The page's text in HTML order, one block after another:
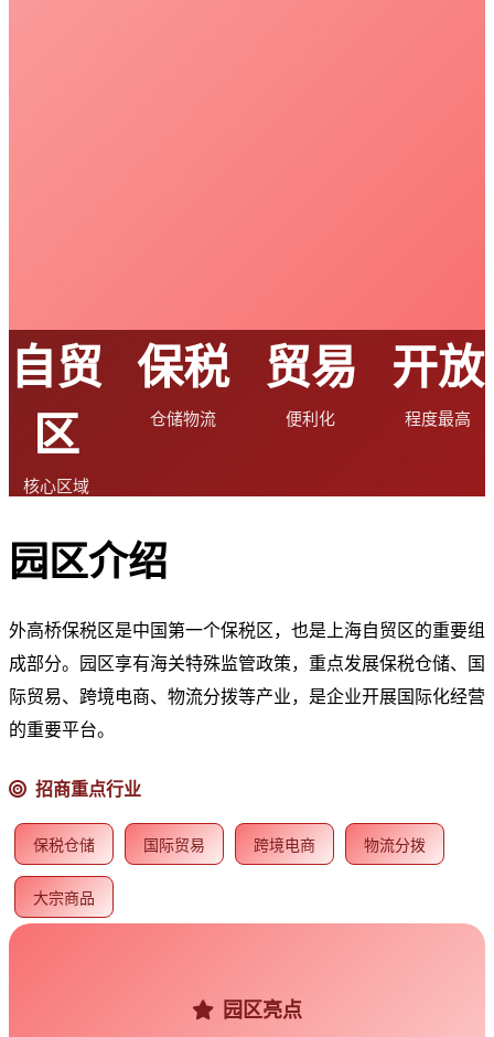
自贸
区
核心区域
保税
仓储物流
贸易
便利化
开放
程度最高
园区介绍
外高桥保税区是中国第一个保税区，也是上海自贸区的重要组
成部分。园区享有海关特殊监管政策，重点发展保税仓储、国
际贸易、跨境电商、物流分拨等产业，是企业开展国际化经营
的重要平台。
招商重点行业
保税仓储 国际贸易 跨境电商 物流分拨
大宗商品
园区亮点